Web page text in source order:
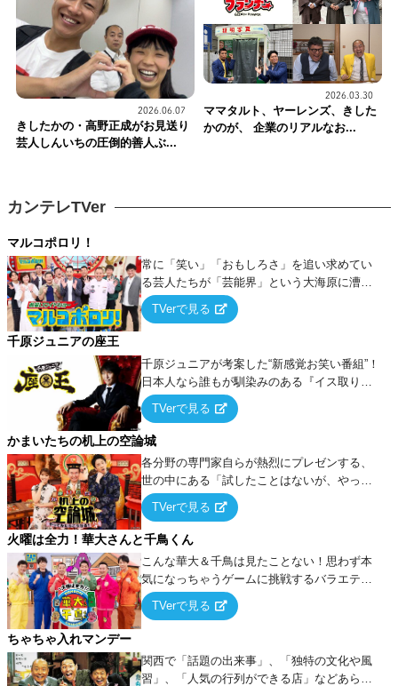
2026.06.07
きしたかの・高野正成がお見送り
芸人しんいちの圧倒的善人ぶ...
2026.03.30
ママタルト、ヤーレンズ、きした
かのが、 企業のリアルなお...
カンテレTVer
マルコポロリ！
常に「笑い」「おもしろさ」を追い求めてい
る芸人たちが「芸能界」という大海原に漕ぎ
出でて、新たなオモシロ人間を発掘する！
TVerで見る
千原ジュニアの座王
千原ジュニアが考案した“新感覚お笑い番組”！
日本人なら誰もが馴染みのある『イス取りゲ
ーム』をベースに、大喜利・ギャグ・モノボ
ケ・歌…など様々なお題で芸人がショートネ
タを競い合う！
TVerで見る
かまいたちの机上の空論城
各分野の専門家自らが熱烈にプレゼンする、
世の中にある「試したことはないが、やって
みたらこうなる！…ハズ」という“机上の空
論”に若手芸人らがカラダを張って挑む！
TVerで見る
火曜は全力！華大さんと千鳥くん
こんな華大＆千鳥は見たことない！思わず本
気になっちゃうゲームに挑戦するバラエティ
ー！
TVerで見る
ちゃちゃ入れマンデー
関西で「話題の出来事」、「独特の文化や風
習」、「人気の行列ができる店」などあらゆ